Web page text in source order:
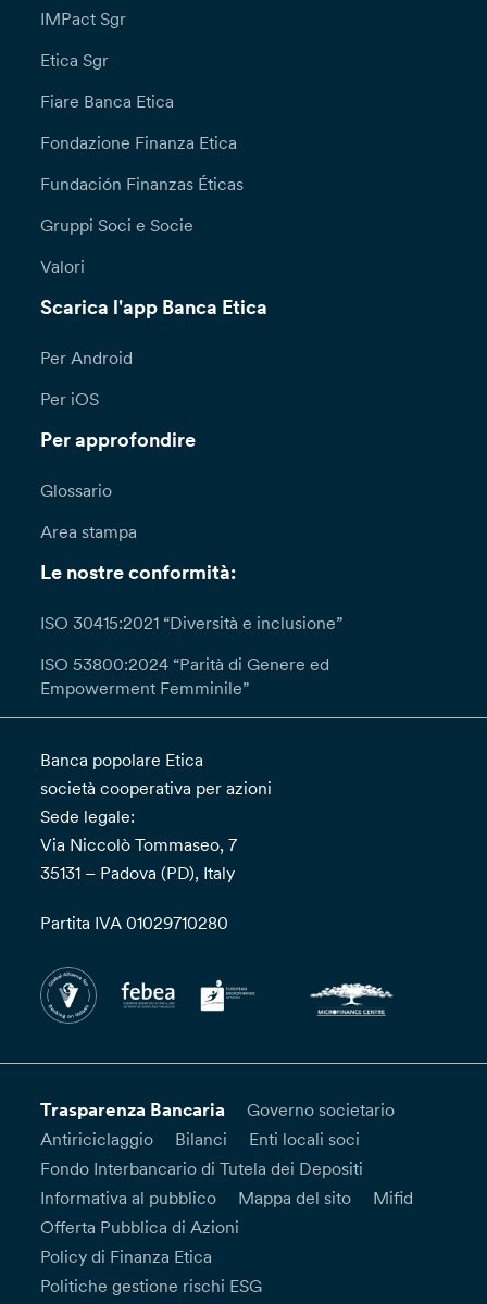
IMPact Sgr
Etica Sgr
Fiare Banca Etica
Fondazione Finanza Etica
Fundación Finanzas Éticas
Gruppi Soci e Socie
Valori
Scarica l'app Banca Etica
Per Android
Per iOS
Per approfondire
Glossario
Area stampa
Le nostre conformità:
ISO 30415:2021 “Diversità e inclusione”
ISO 53800:2024 “Parità di Genere ed
Empowerment Femminile”
Banca popolare Etica
società cooperativa per azioni
Sede legale:
Via Niccolò Tommaseo, 7
35131 – Padova (PD), Italy
Partita IVA 01029710280
Trasparenza Bancaria
Governo societario
Antiriciclaggio
Bilanci
Enti locali soci
Fondo Interbancario di Tutela dei Depositi
Informativa al pubblico
Mappa del sito
Mifid
Offerta Pubblica di Azioni
Policy di Finanza Etica
Politiche gestione rischi ESG